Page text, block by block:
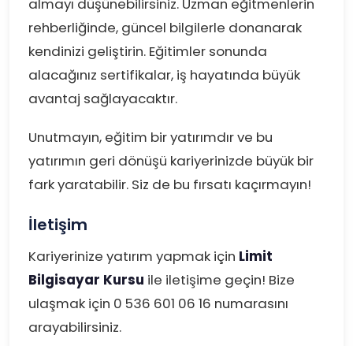
almayı düşünebilirsiniz. Uzman eğitmenlerin
rehberliğinde, güncel bilgilerle donanarak
kendinizi geliştirin. Eğitimler sonunda
alacağınız sertifikalar, iş hayatında büyük
avantaj sağlayacaktır.
Unutmayın, eğitim bir yatırımdır ve bu
yatırımın geri dönüşü kariyerinizde büyük bir
fark yaratabilir. Siz de bu fırsatı kaçırmayın!
İletişim
Kariyerinize yatırım yapmak için Limit
Bilgisayar Kursu ile iletişime geçin! Bize
ulaşmak için 0 536 601 06 16 numarasını
arayabilirsiniz.